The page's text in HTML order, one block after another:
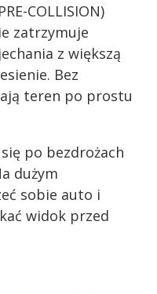
COLLISION)
zatrzymuje
z większą
Bez
teren po prostu
po bezdrożach
dużym
sobie auto i
widok przed